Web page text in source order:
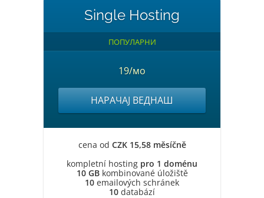
Single Hosting
ПОПУЛАРНИ
19/мо
НАРАЧАЈ ВЕДНАШ
cena od CZK 15,58 měsíčně
kompletní hosting pro 1 doménu
10 GBkombinované úložiště
10 emailových schránek
10 databází